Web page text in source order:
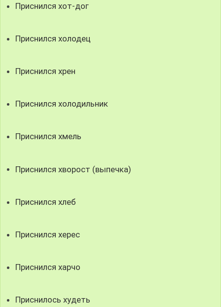
Приснился хот-дог
Приснился холодец
Приснился хрен
Приснился холодильник
Приснился хмель
Приснился хворост (выпечка)
Приснился хлеб
Приснился херес
Приснился харчо
Приснилось худеть